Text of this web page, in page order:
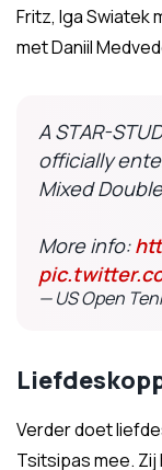
Fritz, Iga Swiatek
met Daniil
A STAR-
officially
Mixed
More info:
— US Open
Verder doet
Tsitsipas mee.